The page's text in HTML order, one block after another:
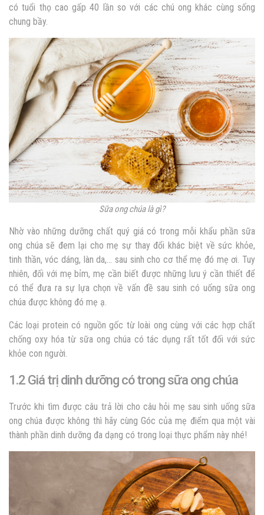
có tuổi thọ cao gấp 40 lần so với các chú ong khác cùng sống
chung bầy.
Sữa ong chúa là gì?
Nhờ vào những dưỡng chất quý giá có trong mỗi khẩu phần sữa
ong chúa sẽ đem lại cho mẹ sự thay đổi khác biệt về sức khỏe,
tinh thần, vóc dáng, làn da,… sau sinh cho cơ thể mẹ đó mẹ ơi. Tuy
nhiên, đối với mẹ bỉm, mẹ cần biết được những lưu ý cần thiết để
có thể đưa ra sự lựa chọn về vấn đề sau sinh có uống sữa ong
chúa được không đó mẹ ạ.
Các loại protein có nguồn gốc từ loài ong cùng với các hợp chất
chống oxy hóa từ sữa ong chúa có tác dụng rất tốt đối với sức
khỏe con người.
1.2 Giá trị dinh dưỡng có trong sữa ong chúa
Trước khi tìm được câu trả lời cho câu hỏi mẹ sau sinh uống sữa
ong chúa được không thì hãy cùng Góc của mẹ điểm qua một vài
thành phần dinh dưỡng đa dạng có trong loại thực phẩm này nhé!